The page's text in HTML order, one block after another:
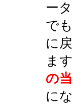
ー
で
に
ま
の
に